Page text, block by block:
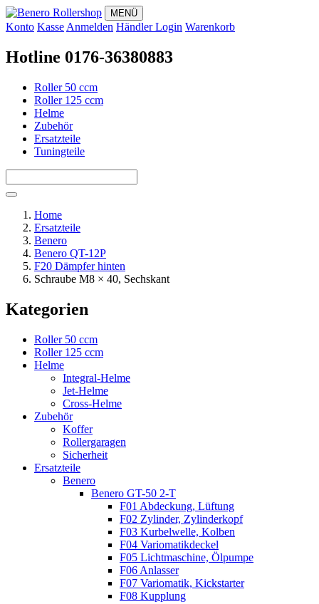
MENÜ
Konto Kasse Anmelden Händler Login Warenkorb
Hotline 0176-36380883
Roller 50 ccm
Roller 125 ccm
Helme
Zubehör
Ersatzteile
Tuningteile
Home
Ersatzteile
Benero
Benero QT-12P
F20 Dämpfer hinten
Schraube M8 × 40, Sechskant
Kategorien
Roller 50 ccm
Roller 125 ccm
Helme
Integral-Helme
Jet-Helme
Cross-Helme
Zubehör
Koffer
Rollergaragen
Sicherheit
Ersatzteile
Benero
Benero GT-50 2-T
F01 Abdeckung, Lüftung
F02 Zylinder, Zylinderkopf
F03 Kurbelwelle, Kolben
F04 Variomatikdeckel
F05 Lichtmaschine, Ölpumpe
F06 Anlasser
F07 Variomatik, Kickstarter
F08 Kupplung